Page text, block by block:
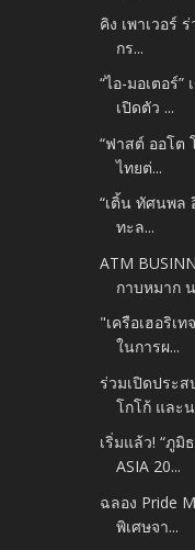
คิง เพาเวอร์
กร...
“ไอ-มอเตอร์
เปิดตัว ...
“ฟาสต์ ออโต
ไทยต่...
“เติ้น ทัศนพล
ทะล...
ATM
กาบหมาก
"เครือเฮอริเ
ในการผ...
ร่วมเปิดประ
โกโก้ และน
เริ่มแล้ว! “ภูมิ
ASIA 20...
ฉลอง Pride
พิเศษจา...